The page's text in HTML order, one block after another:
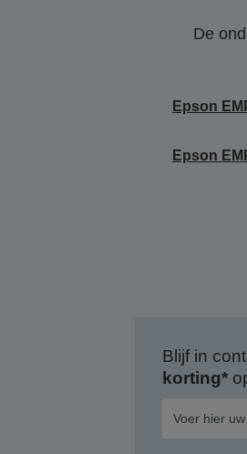
De
Epson
Epson
Blijf in
korting*